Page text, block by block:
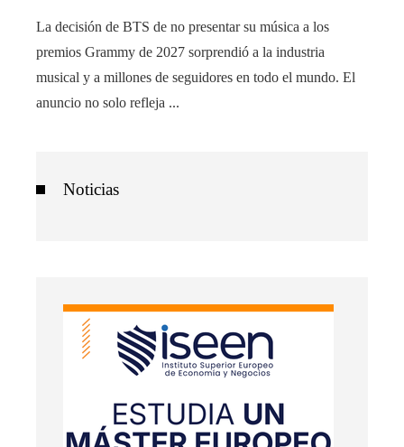
La decisión de BTS de no presentar su música a los
premios Grammy de 2027 sorprendió a la industria
musical y a millones de seguidores en todo el mundo. El
anuncio no solo refleja ...
Noticias